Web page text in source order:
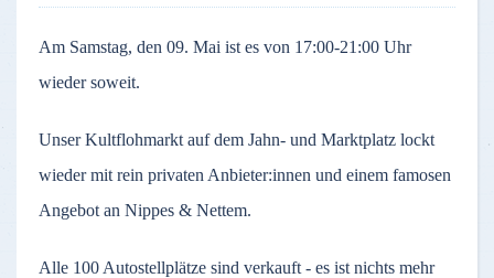
Am Samstag, den 09. Mai ist es von 17:00-21:00 Uhr
wieder soweit.
Unser Kultflohmarkt auf dem Jahn- und Marktplatz lockt
wieder mit rein privaten Anbieter:innen und einem famosen
Angebot an Nippes & Nettem.
Alle 100 Autostellplätze sind verkauft - es ist nichts mehr